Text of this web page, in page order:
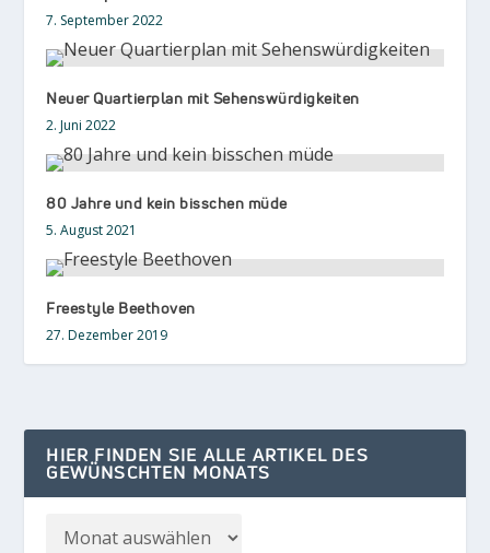
7. September 2022
Neuer Quartierplan mit Sehenswürdigkeiten
2. Juni 2022
80 Jahre und kein bisschen müde
5. August 2021
Freestyle Beethoven
27. Dezember 2019
HIER FINDEN SIE ALLE ARTIKEL DES
GEWÜNSCHTEN MONATS